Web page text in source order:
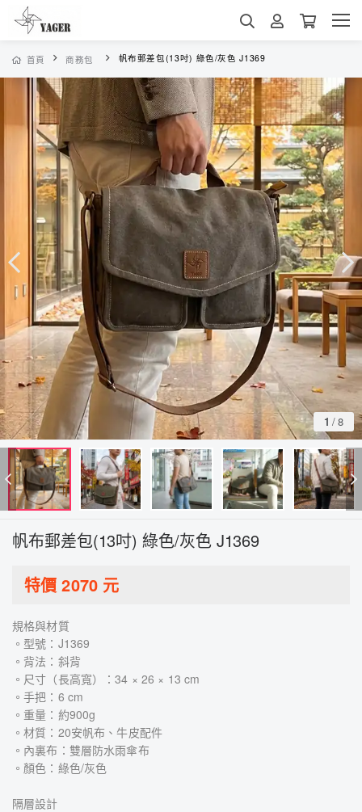
首頁 商務包 帆布郵差包(13吋) 綠色/灰色 J1369
1 /8
帆布郵差包(13吋) 綠色/灰色 J1369
特價2070元
規格與材質
。型號：J1369
。背法：斜背
。尺寸（長高寬）：34 × 26 × 13 cm
。手把：6 cm
。重量：約900g
。材質：20安帆布、牛皮配件
。內裏布：雙層防水雨傘布
。顏色：綠色/灰色
隔層設計